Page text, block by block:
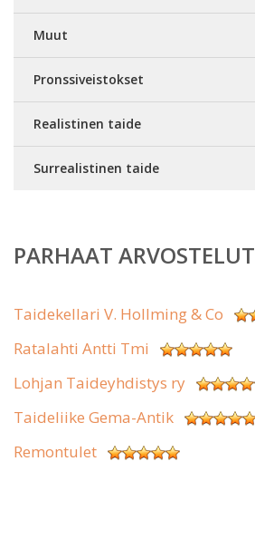
Muut
Pronssiveistokset
Realistinen taide
Surrealistinen taide
PARHAAT ARVOSTELUT
Taidekellari V. Hollming & Co
Ratalahti Antti Tmi
Lohjan Taideyhdistys ry
Taideliike Gema-Antik
Remontulet